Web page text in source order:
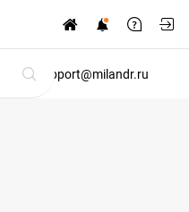
support@milandr.ru